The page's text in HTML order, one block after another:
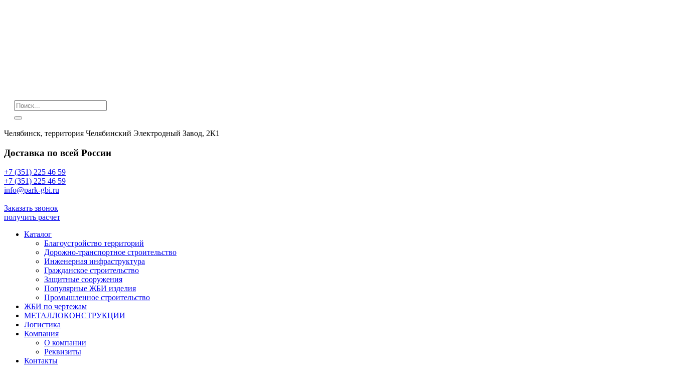
Челябинск, территория Челябинский Электродный Завод, 2К1
Доставка по всей России
+7 (351) 225 46 59
+7 (351) 225 46 59
info@park-gbi.ru
Заказать звонок
получить расчет
Каталог
Благоустройство территорий
Дорожно-транспортное строительство
Инженерная инфраструктура
Гражданское строительство
Защитные сооружения
Популярные ЖБИ изделия
Промышленное строительство
ЖБИ по чертежам
МЕТАЛЛОКОНСТРУКЦИИ
Логистика
Компания
О компании
Реквизиты
Контакты